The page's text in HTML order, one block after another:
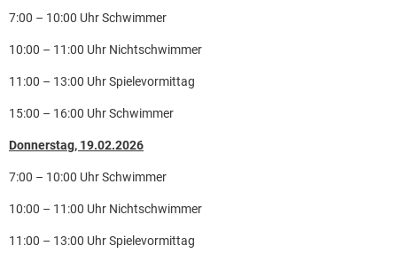
7:00 – 10:00 Uhr Schwimmer
10:00 – 11:00 Uhr Nichtschwimmer
11:00 – 13:00 Uhr Spielevormittag
15:00 – 16:00 Uhr Schwimmer
Donnerstag, 19.02.2026
7:00 – 10:00 Uhr Schwimmer
10:00 – 11:00 Uhr Nichtschwimmer
11:00 – 13:00 Uhr Spielevormittag